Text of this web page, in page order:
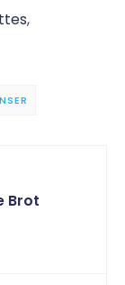
,
Brot